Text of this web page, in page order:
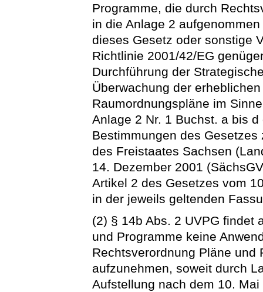
Programme, die durch
in die Anlage 2
dieses Gesetz oder sonstige
Richtlinie 2001/42/EG
Durchführung der
Überwachung der
Raumordnungspläne im
Anlage 2 Nr. 1 Buchst. a bis
Bestimmungen des
des Freistaates Sachsen
14. Dezember 2001
Artikel 2 des Gesetzes vom
in der jeweils geltenden
(2) § 14b Abs. 2 UVPG findet
und Programme keine
Rechtsverordnung Pläne und
aufzunehmen, soweit durch
Aufstellung nach dem 10.